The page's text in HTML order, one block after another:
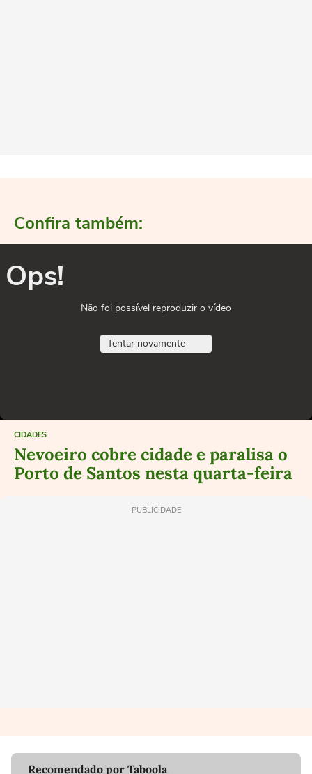
Confira também:
Ops!
Não foi possível reproduzir o vídeo
Tentar novamente
CIDADES
Nevoeiro cobre cidade e paralisa o
Porto de Santos nesta quarta-feira
PUBLICIDADE
Recomendado por Taboola